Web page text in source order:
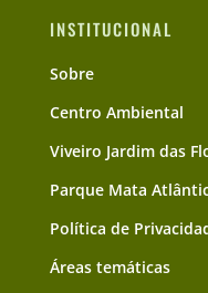
INSTITUCIONAL
Sobre
Centro Ambiental
Viveiro Jardim das
Parque Mata
Política de
Áreas temáticas